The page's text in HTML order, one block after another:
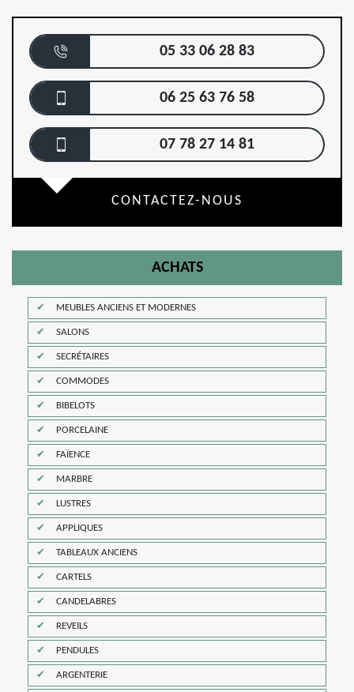
05 33 06 28 83
06 25 63 76 58
07 78 27 14 81
CONTACTEZ-NOUS
ACHATS
MEUBLES ANCIENS ET MODERNES
SALONS
SECRÉTAIRES
COMMODES
BIBELOTS
PORCELAINE
FAÏENCE
MARBRE
LUSTRES
APPLIQUES
TABLEAUX ANCIENS
CARTELS
CANDELABRES
REVEILS
PENDULES
ARGENTERIE